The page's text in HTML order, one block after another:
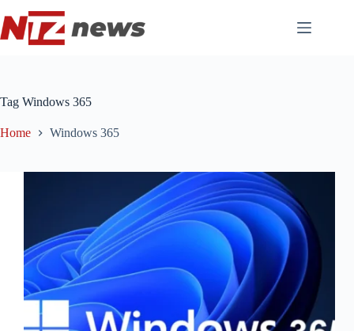
para
o
conteúdo
Tag Windows 365
Home Windows 365